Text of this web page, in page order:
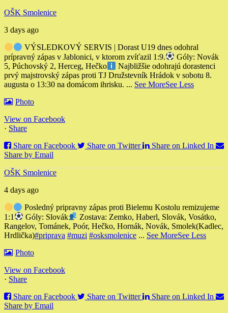
OŠK Smolenice
3 days ago
VÝSLEDKOVÝ SERVIS | Dorast U19 dnes odohral
prípravný zápas v Jablonici, v ktorom zvíťazil 1:9.
Góly: Novák
5, Púchovský 2, Herceg, Hečko
Najbližšie odohrajú dorastenci
prvý majstrovský zápas proti TJ Družstevník Hrádok v sobotu 8.
augusta o 13:30 na domácom ihrisku. ... See MoreSee Less
Photo
View on Facebook
· Share
Share on Facebook
Share on Twitter
Share on Linked In
Share by Email
OŠK Smolenice
4 days ago
Posledný pripravny zápas proti Bielemu Kostolu remizujeme
1:1
Góly: Slovák
Zostava: Zemko, Haberl, Slovák, Vosátko,
Rangelov, Tománek, Poór, Hečko, Hornák, Novák, Smolek(Kadlec,
Hrdlička)#priprava #muzi #osksmolenice ... See MoreSee Less
Photo
View on Facebook
· Share
Share on Facebook
Share on Twitter
Share on Linked In
Share by Email